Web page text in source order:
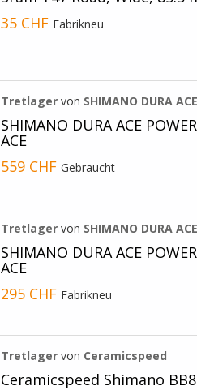
35 CHF Fabrikneu
Tretlager von SHIMANO DURA
SHIMANO DURA ACE
ACE
559 CHFGebraucht
Tretlager von SHIMANO DURA
SHIMANO DURA ACE
ACE
295 CHF Fabrikneu
Tretlager von Ceramicspeed
Ceramicspeed Shimano